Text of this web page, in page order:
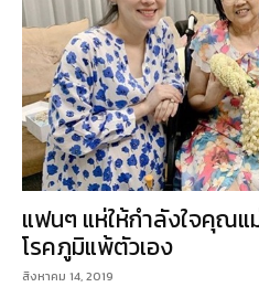
แฟนๆ แห่ให้กำลังใจคุณแ
โรคภูมิแพ้ตัวเอง
สิงหาคม 14, 2019